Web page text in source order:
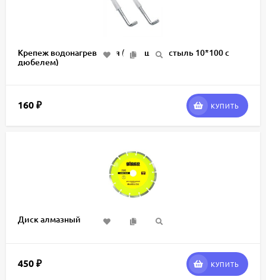
Крепеж водонагревателя (к-т 2 шт, костыль 10*100 с
дюбелем)
160 ₽ КУПИТЬ
Диск алмазный
450 ₽ КУПИТЬ